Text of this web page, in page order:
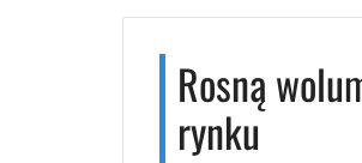
Rosną
rynku